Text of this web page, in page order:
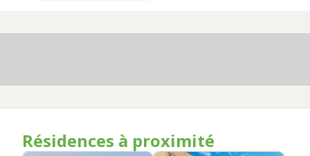
Résidences à proximité